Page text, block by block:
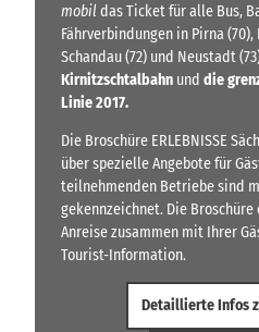
mobildas Ticket für alle Bus,
Fährverbindungen in Pirna (70),
Schandau (72) und Neustadt
Kirnitzschtalbahn und die
Linie 2017.
Die Broschüre ERLEBNISSE
über spezielle Angebote für
teilnehmenden Betriebe sind
gekennzeichnet. Die
Anreise zusammen mit Ihrer
Tourist-Information.
Detaillierte Infos